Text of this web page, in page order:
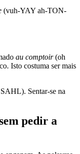
(vuh-YAY ah-TON-
au comptoir(oh
Isto costuma ser mais
Sentar-se na
pedir a